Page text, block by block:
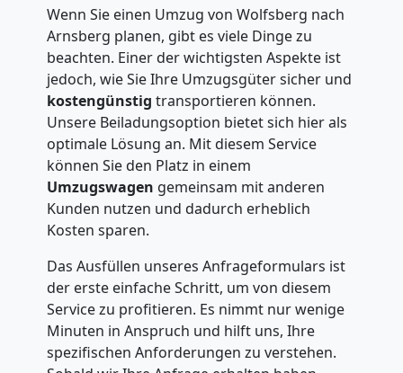
Wenn Sie einen Umzug von Wolfsberg nach
Arnsberg planen, gibt es viele Dinge zu
beachten. Einer der wichtigsten Aspekte ist
jedoch, wie Sie Ihre Umzugsgüter sicher und
kostengünstig transportieren können.
Unsere Beiladungsoption bietet sich hier als
optimale Lösung an. Mit diesem Service
können Sie den Platz in einem
Umzugswagen gemeinsam mit anderen
Kunden nutzen und dadurch erheblich
Kosten sparen.
Das Ausfüllen unseres Anfrageformulars ist
der erste einfache Schritt, um von diesem
Service zu profitieren. Es nimmt nur wenige
Minuten in Anspruch und hilft uns, Ihre
spezifischen Anforderungen zu verstehen.